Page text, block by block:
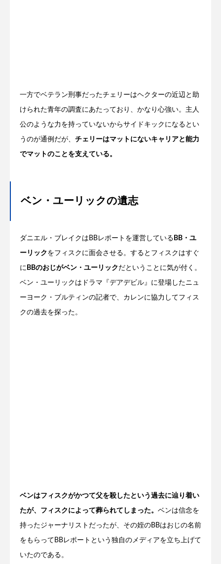
一方でベテラン刑事だったチェリーはヘクターの近辺と助
けられた青年の調査にあたっており、かなり心強い。主人
公のような力を持っていないからサイドキックになるとい
うのが通例だが、 チェリーはマットにないキャリアと能力
でマットのことを支えている。
ベン・ユーリックの遺志
ダニエル・ブレイクはBBレポートを運営している BB・ユ
ーリック をフィスクに面会させる。するとフィスクはすぐ
に BBのおじがベン・ユーリック だということに気が付く。
ベン・ユーリックはドラマ『デアデビル』に登場したニュ
ーヨーク・ブルティンの記者で、カレンに協力してフィス
クの過去を探った。
ベンはフィスクがかつて父を殺したという過去に辿り着い
たが、フィスクによって葬られてしまった。 ベンは信念を
持ったジャーナリストだったが、その姪のBBはおじの名前
をもらってBBレポートという独自のメディアを立ち上げて
いたのである。